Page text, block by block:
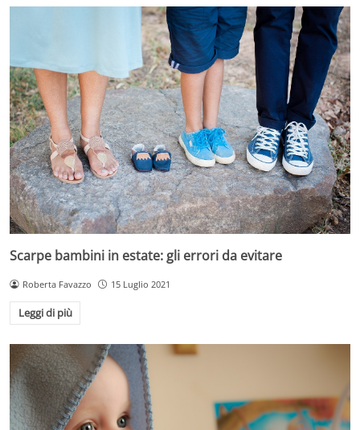
Scarpe bambini in estate: gli errori da evitare
Roberta Favazzo 15 Luglio 2021
Leggi di più